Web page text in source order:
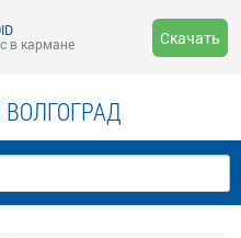
в кармане
Скачать